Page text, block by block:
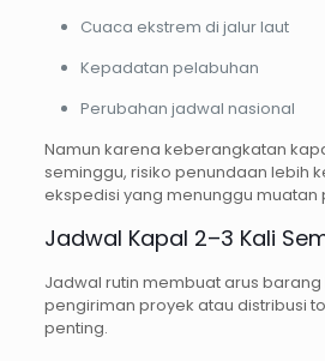
Cuaca ekstrem di jalur laut
Kepadatan pelabuhan
Perubahan jadwal nasional
Namun karena keberangkatan
seminggu, risiko penundaan lebih
ekspedisi yang menunggu muatan
Jadwal Kapal 2–3 Kali
Jadwal rutin membuat arus barang
pengiriman proyek atau distribusi
penting.